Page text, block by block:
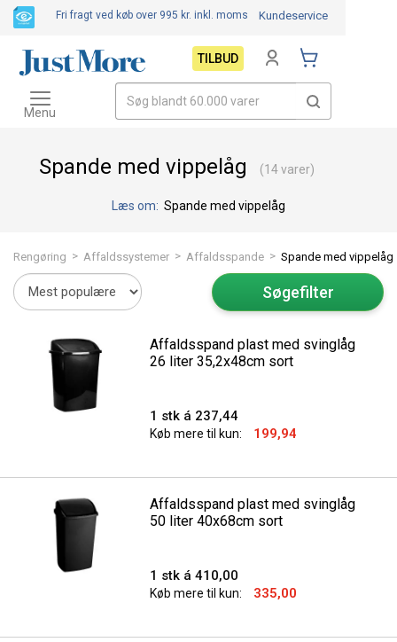
Spande med vippelåg (14 varer)
Læs om: Spande med vippelåg
Rengøring > Affaldssystemer > Affaldsspande > Spande med vippelåg
Søgefilter
Affaldsspand plast med svinglåg
26 liter 35,2x48cm sort
1 stk á 237,44
Køb mere til kun: 199,94
Affaldsspand plast med svinglåg
50 liter 40x68cm sort
1 stk á 410,00
Køb mere til kun: 335,00
Fri fragt ved køb over 995 kr. inkl. moms Kundeservice
TILBUD
Toggle
navigation
Menu